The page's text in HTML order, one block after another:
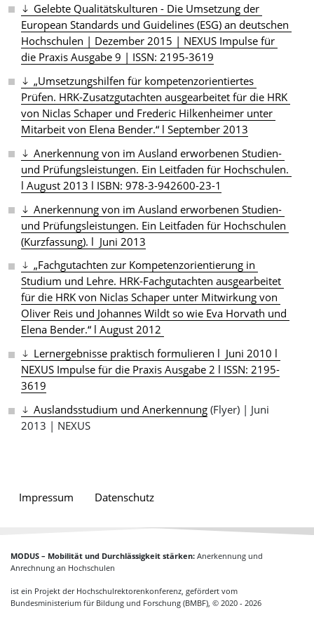
Gelebte Qualitätskulturen - Die Umsetzung der
European Standards und Guidelines (ESG) an deutschen
Hochschulen | Dezember 2015 | NEXUS Impulse für
die Praxis Ausgabe 9 | ISSN: 2195-3619
„Umsetzungshilfen für kompetenzorientiertes
Prüfen. HRK-Zusatzgutachten ausgearbeitet für die HRK
von Niclas Schaper und Frederic Hilkenheimer unter
Mitarbeit von Elena Bender.“ l September 2013
Anerkennung von im Ausland erworbenen Studien-
und Prüfungsleistungen. Ein Leitfaden für Hochschulen.
l August 2013 l ISBN: 978-3-942600-23-1
Anerkennung von im Ausland erworbenen Studien-
und Prüfungsleistungen. Ein Leitfaden für Hochschulen
(Kurzfassung). l  Juni 2013
„Fachgutachten zur Kompetenzorientierung in
Studium und Lehre. HRK-Fachgutachten ausgearbeitet
für die HRK von Niclas Schaper unter Mitwirkung von
Oliver Reis und Johannes Wildt so wie Eva Horvath und
Elena Bender.“ l August 2012
Lernergebnisse praktisch formulieren l  Juni 2010 l
NEXUS Impulse für die Praxis Ausgabe 2 l ISSN: 2195-
3619
Auslandsstudium und Anerkennung(Flyer) | Juni
2013 | NEXUS
Impressum Datenschutz
MODUS – Mobilität und Durchlässigkeit stärken: Anerkennung und
Anrechnung an Hochschulen
ist ein Projekt der Hochschulrektorenkonferenz, gefördert vom
Bundesministerium für Bildung und Forschung (BMBF), © 2020 - 2026